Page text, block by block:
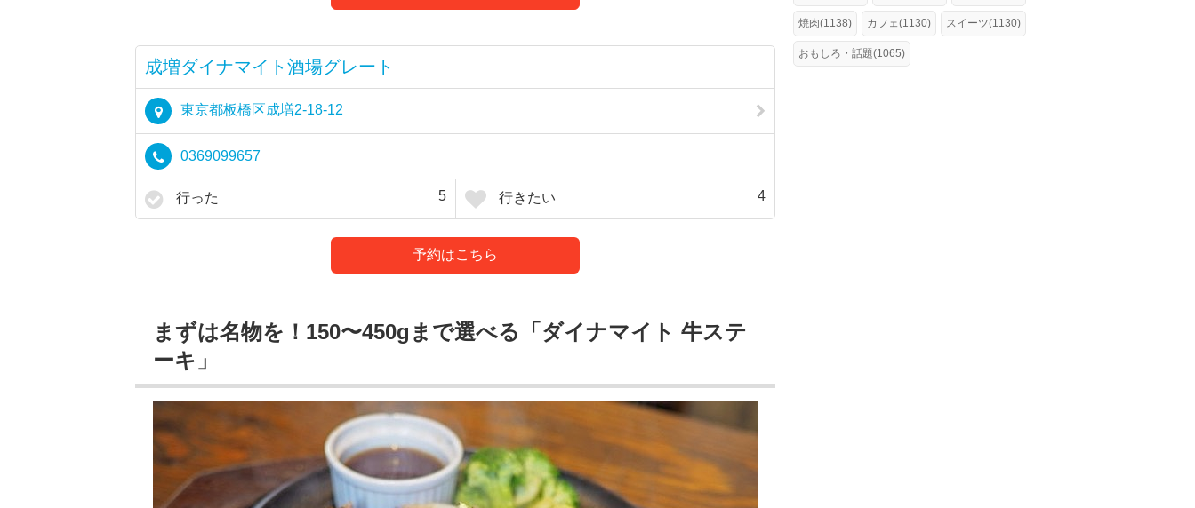
成増ダイナマイト酒場グレート
東京都板橋区成増2-18-12
0369099657
行った 5 行きたい 4
予約はこちら
まずは名物を！150〜450gまで選べる「ダイナマイト 牛ステ
ーキ」
焼肉(1138) カフェ(1130) スイーツ(1130)
おもしろ・話題(1065)